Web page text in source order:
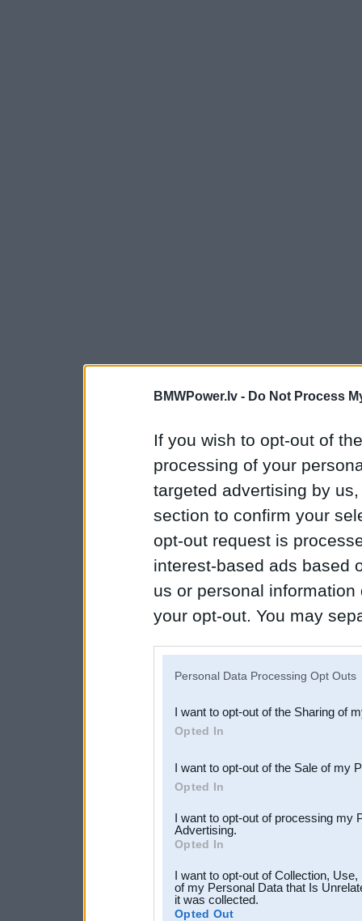
BMWPower.lv - Do Not Process
If you wish to opt-out of
processing of your
targeted advertising by
section to confirm your
opt-out request is
interest-based ads based
us or personal
your opt-out. You may
Downstream Participants
third parties.
Personal Data Processing Opt Outs
I want to opt-out of the Sharing of
Opted In
I want to opt-out of the Sale of my
Opted In
I want to opt-out of processing my
Advertising.
Opted In
I want to opt-out of Collection,
of my Personal Data that Is
it was collected.
Opted Out